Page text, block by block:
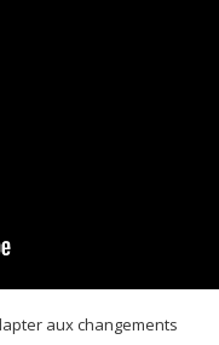
aux changements